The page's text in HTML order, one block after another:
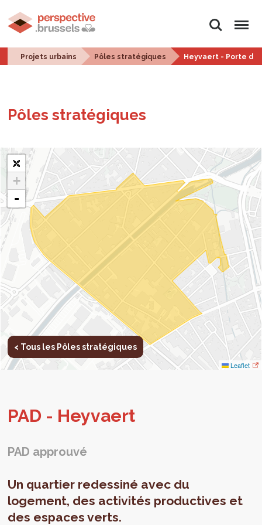
Rechercher
Menu
Projets urbains Pôles stratégiques Heyvaert - Porte de
Pôles stra­té­giques
+
-
Leaflet
< Tous les Pôles stratégiques
PAD - Hey­vaert
PAD approuvé
Un quartier redessiné avec du
logement, des activités productives et
des espaces verts.